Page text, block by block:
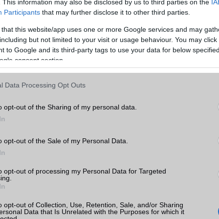
This information may also be disclosed by us to third parties on the
Participants that may further disclose it to other third parties.
that this website/app uses one or more Google services and may
but not limited to your visit or usage behaviour. You may
to Google and its third-party tags to use your data for below
consent section.
Data Processing Opt Outs
opt-out of the Sharing of my personal data.
opt-out of the Sale of my Personal Data.
opt-out of processing my Personal Data for Targeted
opt-out of Collection, Use, Retention, Sale, and/or Sharing
Data that Is Unrelated with the Purposes for which it
Min. háttértár 256 GB
Memória bővíthetőség Nincs
ADATCSERE
GPRS Van
EDGE
WAP
MMS
Bluetooth v5,x
Wi-Fi (alap)g/b v6 (ax)